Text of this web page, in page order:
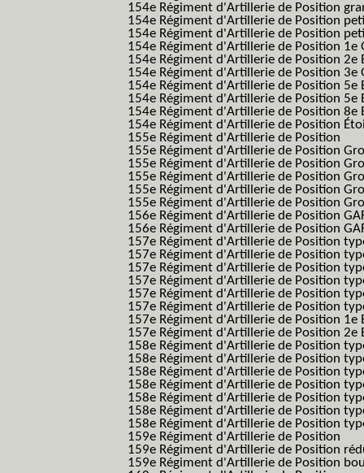
154e Régiment d'Artillerie de Position
154e Régiment d'Artillerie de Position
154e Régiment d'Artillerie de Position
154e Régiment d'Artillerie de Position 1e
154e Régiment d'Artillerie de Position 2e
154e Régiment d'Artillerie de Position 3e
154e Régiment d'Artillerie de Position 5e
154e Régiment d'Artillerie de Position 5e
154e Régiment d'Artillerie de Position 8e
154e Régiment d'Artillerie de Position
155e Régiment d'Artillerie de Position
155e Régiment d'Artillerie de Position
155e Régiment d'Artillerie de Position
155e Régiment d'Artillerie de Position
155e Régiment d'Artillerie de Position
155e Régiment d'Artillerie de Position
156e Régiment d'Artillerie de Position
156e Régiment d'Artillerie de Position
157e Régiment d'Artillerie de Position
157e Régiment d'Artillerie de Position
157e Régiment d'Artillerie de Position
157e Régiment d'Artillerie de Position
157e Régiment d'Artillerie de Position
157e Régiment d'Artillerie de Position
157e Régiment d'Artillerie de Position 1e
157e Régiment d'Artillerie de Position 2e
158e Régiment d'Artillerie de Position
158e Régiment d'Artillerie de Position
158e Régiment d'Artillerie de Position
158e Régiment d'Artillerie de Position
158e Régiment d'Artillerie de Position
158e Régiment d'Artillerie de Position
158e Régiment d'Artillerie de Position
159e Régiment d'Artillerie de Position
159e Régiment d'Artillerie de Position
159e Régiment d'Artillerie de Position